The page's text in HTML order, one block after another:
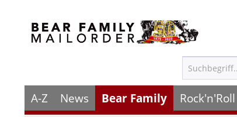
A-Z News Bear Family Rock'n'Roll